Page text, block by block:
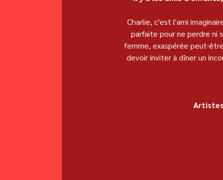
Charlie, c'est l'ami
parfaite pour ne perdre ni
femme, exaspérée peut-
devoir inviter à dîner un